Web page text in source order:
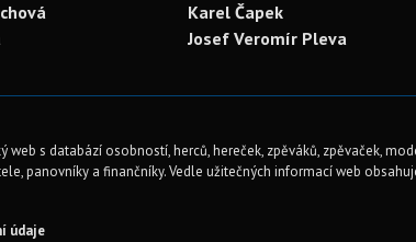
Karel Čapek
Josef Veromír Pleva
web s databází osobností, herců, hereček, zpěváků, zpěvaček,
panovníky a finančníky. Vedle užitečných informací web
údaje